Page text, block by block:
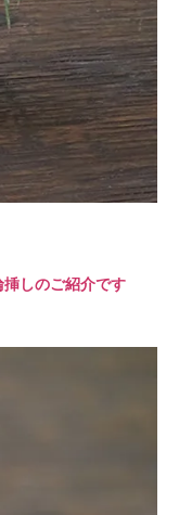
しのご紹介です